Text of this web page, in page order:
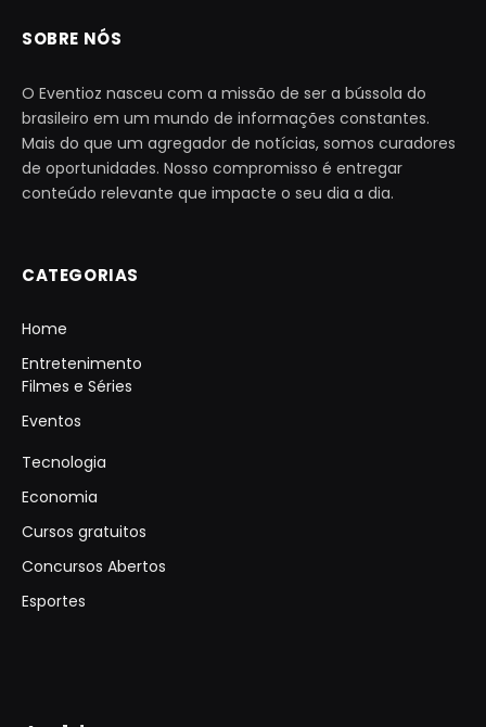
SOBRE NÓS
O Eventioz nasceu com a missão de ser a bússola do
brasileiro em um mundo de informações constantes.
Mais do que um agregador de notícias, somos curadores
de oportunidades. Nosso compromisso é entregar
conteúdo relevante que impacte o seu dia a dia.
CATEGORIAS
Home
Entretenimento
Filmes e Séries
Eventos
Tecnologia
Economia
Cursos gratuitos
Concursos Abertos
Esportes